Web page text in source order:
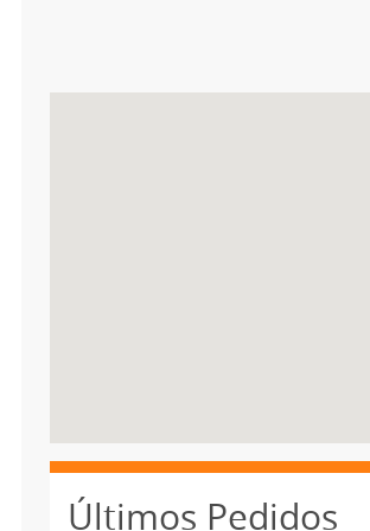
Últimos Pedidos